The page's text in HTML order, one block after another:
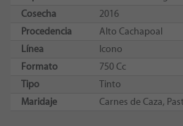
Cosecha
2016
Procedencia
Alto Cachapoal
Línea
Icono
Formato
750 Cc
Tipo
Tinto
Maridaje
Carnes de Caza,